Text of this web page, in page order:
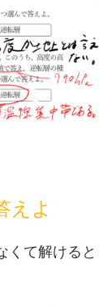
えよ
くて解けると